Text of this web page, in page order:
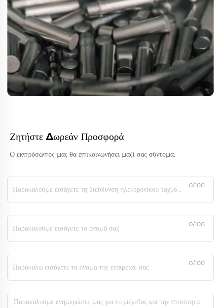
Ζητήστε Δωρεάν Προσφορά
Ο εκπρόσωπός μας θα επικοινωνήσει μαζί σας σύντομα.
0/100
0/100
0/100